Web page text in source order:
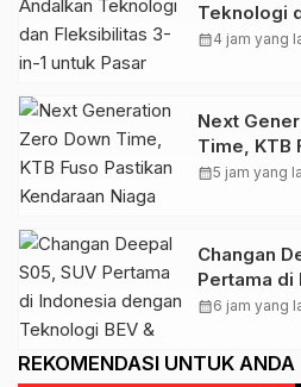
Teknologi
untuk
calendar_month4 jam yang
Next
Time, KTB
Kendaraan
calendar_month5 jam yang
Changan
Pertama di
Teknologi
calendar_month6 jam yang
REKOMENDASI UNTUK ANDA